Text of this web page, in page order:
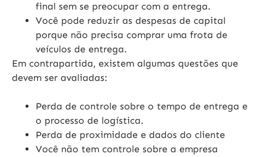
final sem se preocupar com a entrega.
Você pode reduzir as despesas de capital
porque não precisa comprar uma frota de
veículos de entrega.
Em contrapartida, existem algumas questões que
devem ser avaliadas:
Perda de controle sobre o tempo de entrega e
o processo de logística.
Perda de proximidade e dados do cliente
Você não tem controle sobre a empresa